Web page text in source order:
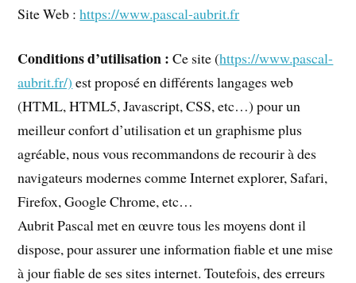
Site Web :https://www.pascal-aubrit.fr
Conditions d’utilisation : Ce site (https://www.pascal-
aubrit.fr/) est proposé en différents langages web
(HTML, HTML5, Javascript, CSS, etc…) pour un
meilleur confort d’utilisation et un graphisme plus
agréable, nous vous recommandons de recourir à des
navigateurs modernes comme Internet explorer, Safari,
Firefox, Google Chrome, etc…
Aubrit Pascal met en œuvre tous les moyens dont il
dispose, pour assurer une information fiable et une mise
à jour fiable de ses sites internet. Toutefois, des erreurs